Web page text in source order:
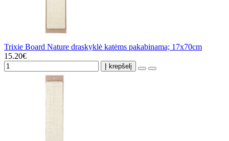
Trixie Board Nature draskyklė katėms pakabinama; 17x70cm
15.20€
Į krepšelį